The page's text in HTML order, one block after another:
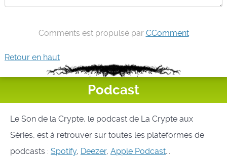
Comments est propulsé par CComment
Retour en haut
Podcast
Le Son de la Crypte, le podcast de La Crypte aux
Séries, est à retrouver sur toutes les plateformes de
podcasts : Spotify, Deezer, Apple Podcast...